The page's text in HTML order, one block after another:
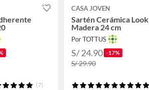
(7)
CASA JOVEN
Sartén Cerámica Look
Madera 24 cm
Por TOTTUS
S/ 24.90 -17%
S/ 29.90